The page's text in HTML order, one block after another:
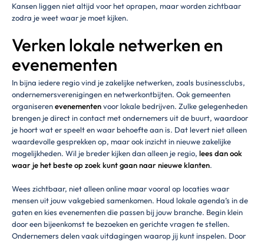
Kansen liggen niet altijd voor het oprapen, maar worden zichtbaar
zodra je weet waar je moet kijken.
Verken lokale netwerken en
evenementen
In bijna iedere regio vind je zakelijke netwerken, zoals businessclubs,
ondernemersverenigingen en netwerkontbijten. Ook gemeenten
organiserenevenementenvoor lokale bedrijven. Zulke gelegenheden
brengen je direct in contact met ondernemers uit de buurt, waardoor
je hoort wat er speelt en waar behoefte aan is. Dat levert niet alleen
waardevolle gesprekken op, maar ook inzicht in nieuwe zakelijke
mogelijkheden. Wil je breder kijken dan alleen je regio, lees dan ook
waar je het beste op zoek kunt gaan naar nieuwe klanten.
Wees zichtbaar, niet alleen online maar vooral op locaties waar
mensen uit jouw vakgebied samenkomen. Houd lokale agenda’s in de
gaten en kies evenementen die passen bij jouw branche. Begin klein
door een bijeenkomst te bezoeken en gerichte vragen te stellen.
Ondernemers delen vaak uitdagingen waarop jij kunt inspelen. Door